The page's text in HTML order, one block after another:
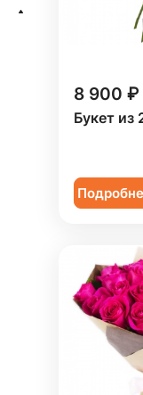
8 900 ₽
Букет из